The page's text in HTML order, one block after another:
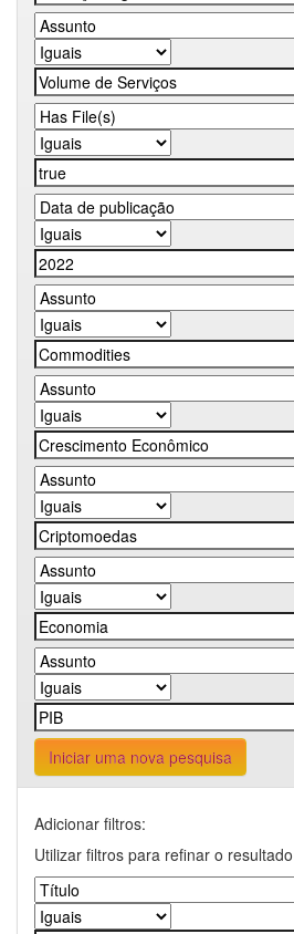
Iniciar uma nova pesquisa
Adicionar filtros:
Utilizar filtros para refinar o